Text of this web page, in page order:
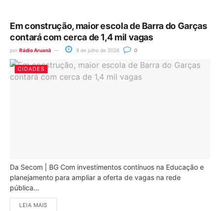
Em construção, maior escola de Barra do Garças
contará com cerca de 1,4 mil vagas
por Rádio Aruanã 8 de julho de 2026 0
CIDADES
Da Secom | BG Com investimentos contínuos na Educação e
planejamento para ampliar a oferta de vagas na rede
pública...
LEIA MAIS